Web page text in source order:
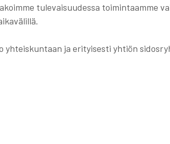
tulevaisuudessa toimintaamme
yhteiskuntaan ja erityisesti yhtiön